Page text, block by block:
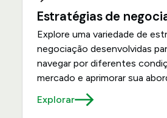
Estratégias de
Explore uma variedade de
negociação desenvolvidas
navegar por diferentes
mercado e aprimorar sua
Explorar